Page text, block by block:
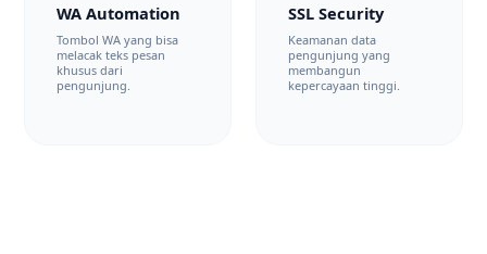
WA Automation
Tombol WA yang bisa
melacak teks pesan
khusus dari
pengunjung.
SSL Security
Keamanan data
pengunjung yang
membangun
kepercayaan tinggi.